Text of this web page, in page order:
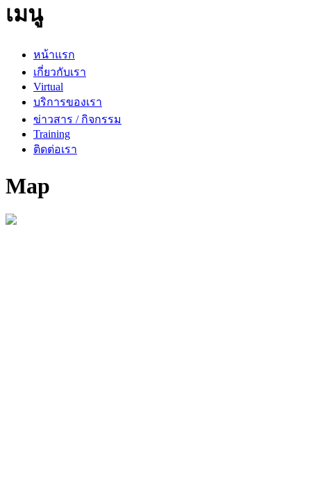
เมนู
หน้าแรก
เกี่ยวกับเรา
Virtual
บริการของเรา
ข่าวสาร / กิจกรรม
Training
ติดต่อเรา
Map